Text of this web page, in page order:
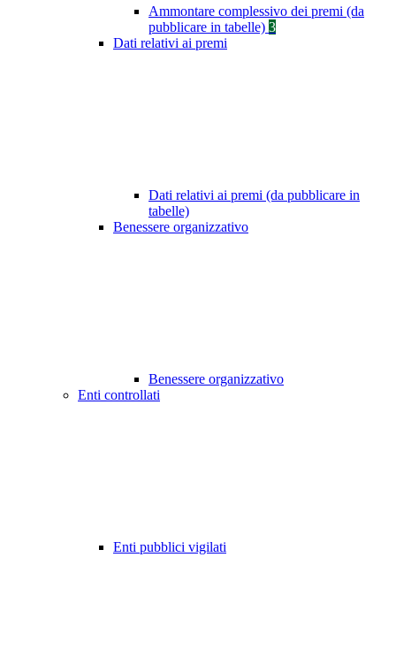
Ammontare complessivo dei premi (da
pubblicare in tabelle) 3
Dati relativi ai premi
Dati relativi ai premi (da pubblicare in
tabelle)
Benessere organizzativo
Benessere organizzativo
Enti controllati
Enti pubblici vigilati